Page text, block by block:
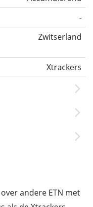
-
Zwitserland
Xtrackers
andere ETN met